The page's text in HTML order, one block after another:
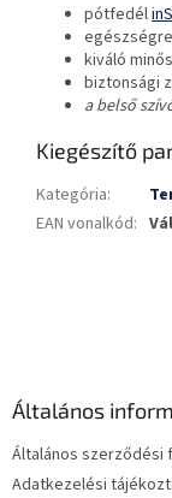
pótfedél
kiváló
biztonsági
a belső
Kiegészítő
Kategória:
EAN vonalkód:
Általános
Általános
Adatkezelési